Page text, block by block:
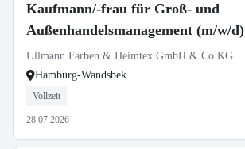
Kaufmann/-frau für Groß- und
Außenhandelsmanagement (m/w/d)
Ullmann Farben & Heimtex GmbH & Co KG
Hamburg-Wandsbek
Vollzeit
28.07.2026